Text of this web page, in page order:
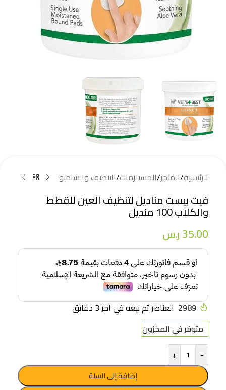
الرئيسية/المتجر/المستلزمات/التنظيف والشامبو
فيت بيست مناديل لتنظيف العين للقطط
والكلاب 100 منديل
35.00ر.س
2989 العناصر تم بيعه في آخر 3 دقائق
متوفر في المخزون
-
+
إضافة إلى السلة